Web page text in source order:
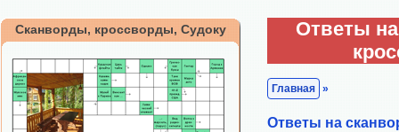
Сканворды, кроссворды, Судоку
Ответы
Главная »
Ответы на